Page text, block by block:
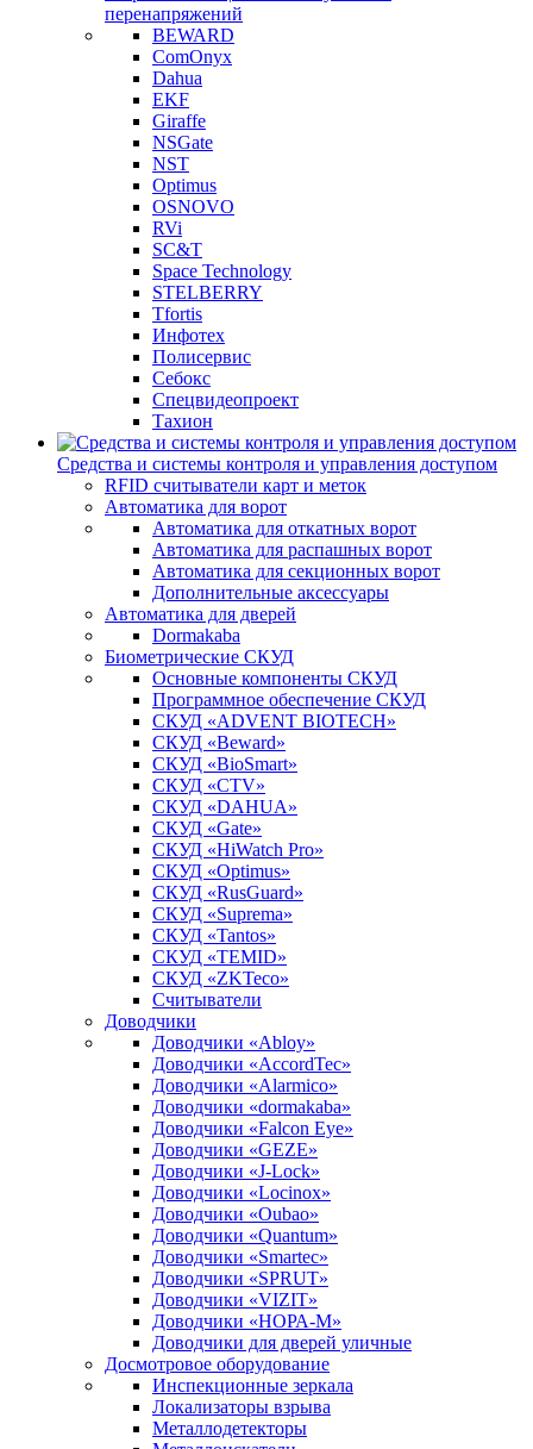
перенапряжений
BEWARD
ComOnyx
Dahua
EKF
Giraffe
NSGate
NST
Optimus
OSNOVO
RVi
SC&T
Space Technology
STELBERRY
Tfortis
Инфотех
Полисервис
Себокс
Спецвидеопроект
Тахион
Средства и системы контроля и управления доступом
RFID считыватели карт и меток
Автоматика для ворот
Автоматика для откатных ворот
Автоматика для распашных ворот
Автоматика для секционных ворот
Дополнительные аксессуары
Автоматика для дверей
Dormakaba
Биометрические СКУД
Основные компоненты СКУД
Программное обеспечение СКУД
СКУД «ADVENT BIOTECH»
СКУД «Beward»
СКУД «BioSmart»
СКУД «CTV»
СКУД «DAHUA»
СКУД «Gate»
СКУД «HiWatch Pro»
СКУД «Optimus»
СКУД «RusGuard»
СКУД «Suprema»
СКУД «Tantos»
СКУД «TEMID»
СКУД «ZKTeco»
Считыватели
Доводчики
Доводчики «Abloy»
Доводчики «AccordTec»
Доводчики «Alarmico»
Доводчики «dormakaba»
Доводчики «Falcon Eye»
Доводчики «GEZE»
Доводчики «J-Lock»
Доводчики «Locinox»
Доводчики «Oubao»
Доводчики «Quantum»
Доводчики «Smartec»
Доводчики «SPRUT»
Доводчики «VIZIT»
Доводчики «НОРА-М»
Доводчики для дверей уличные
Досмотровое оборудование
Инспекционные зеркала
Локализаторы взрыва
Металлодетекторы